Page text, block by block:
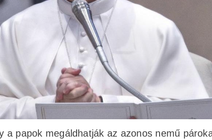
a papok megáldhatják az azonos nemű